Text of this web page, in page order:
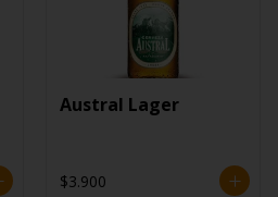
Austral Lager
$3.900